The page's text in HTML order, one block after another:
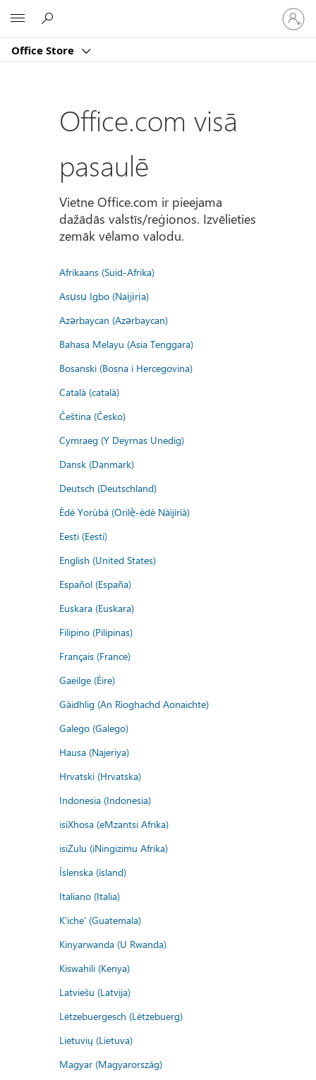
Office Store
savā
kontā
Office.com visā
pasaulē
Vietne Office.com ir pieejama
dažādās valstīs/reģionos. Izvēlieties
zemāk vēlamo valodu.
Afrikaans (Suid-Afrika)
Asụsụ Igbo (Naịjịrịa)
Azərbaycan (Azərbaycan)
Bahasa Melayu (Asia Tenggara)
Bosanski (Bosna i Hercegovina)
Català (català)
Čeština (Česko)
Cymraeg (Y Deyrnas Unedig)
Dansk (Danmark)
Deutsch (Deutschland)
Èdè Yorùbá (Orilẹ̀-èdè Nàìjíríà)
Eesti (Eesti)
English (United States)
Español (España)
Euskara (Euskara)
Filipino (Pilipinas)
Français (France)
Gaeilge (Éire)
Gàidhlig (An Rìoghachd Aonaichte)
Galego (Galego)
Hausa (Najeriya)
Hrvatski (Hrvatska)
Indonesia (Indonesia)
isiXhosa (eMzantsi Afrika)
isiZulu (iNingizimu Afrika)
Íslenska (ísland)
Italiano (Italia)
K'iche' (Guatemala)
Kinyarwanda (U Rwanda)
Kiswahili (Kenya)
Latviešu (Latvija)
Lëtzebuergesch (Lëtzebuerg)
Lietuvių (Lietuva)
Magyar (Magyarország)